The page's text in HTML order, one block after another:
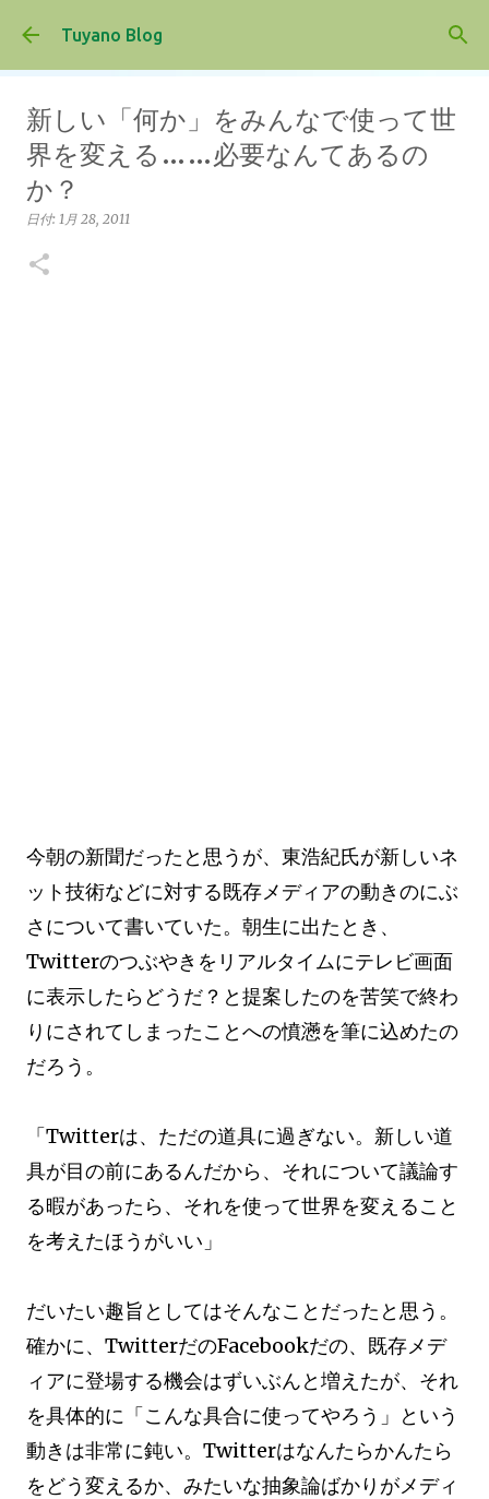
スキップしてメイン コンテンツに移動
Tuyano Blog
新しい「何か」をみんなで使って世
界を変える……必要なんてあるの
か？
日付: 1月 28, 2011
今朝の新聞だったと思うが、東浩紀氏が新しいネ
ット技術などに対する既存メディアの動きのにぶ
さについて書いていた。朝生に出たとき、
Twitterのつぶやきをリアルタイムにテレビ画面
に表示したらどうだ？と提案したのを苦笑で終わ
りにされてしまったことへの憤懣を筆に込めたの
だろう。
「Twitterは、ただの道具に過ぎない。新しい道
具が目の前にあるんだから、それについて議論す
る暇があったら、それを使って世界を変えること
を考えたほうがいい」
だいたい趣旨としてはそんなことだったと思う。
確かに、TwitterだのFacebookだの、既存メデ
ィアに登場する機会はずいぶんと増えたが、それ
を具体的に「こんな具合に使ってやろう」という
動きは非常に鈍い。Twitterはなんたらかんたら
をどう変えるか、みたいな抽象論ばかりがメディ